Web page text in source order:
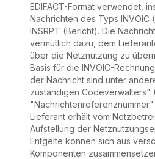
EDIFACT-Format verwendet,
Nachrichten des Typs INVOIC
INSRPT (Bericht). Die
vermutlich dazu, dem
über die Netznutzung zu
Basis für die INVOIC-
der Nachricht sind unter
zuständigen Codeverwalters"
Lieferant erhält vom
Aufstellung der
Entgelte können sich aus
Komponenten